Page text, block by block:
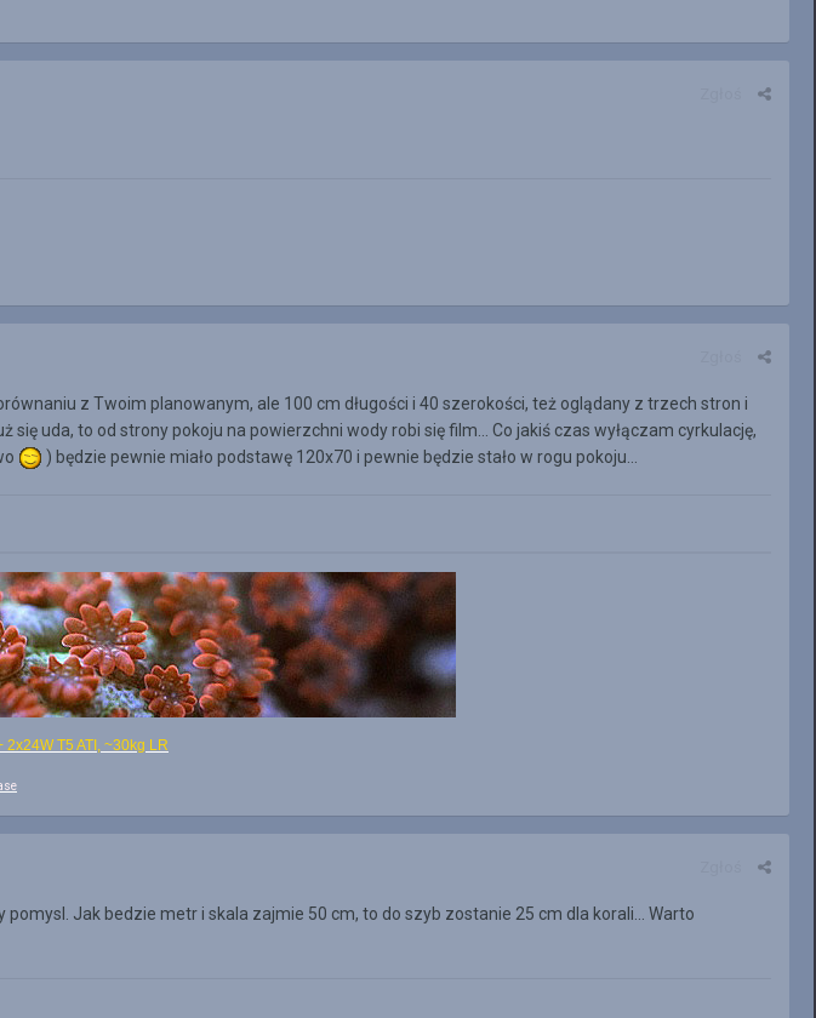
z Twoim planowanym, ale 100 cm długości i 40 szerokości, też oglądany z trzech stron i
uda, to od strony pokoju na powierzchni wody robi się film... Co jakiś czas wyłączam cyrkulację,
) będzie pewnie miało podstawę 120x70 i pewnie będzie stało w rogu pokoju...
T5 ATI, ~30kg LR
Jak bedzie metr i skala zajmie 50 cm, to do szyb zostanie 25 cm dla korali... Warto